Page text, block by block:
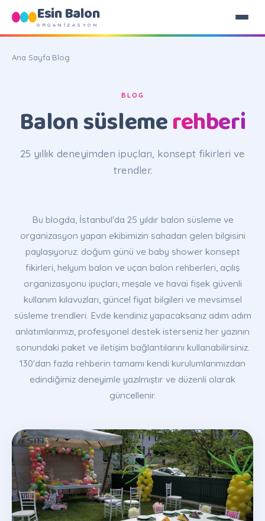
Esin Balon
ORGANİZASYON
Ana Sayfa·Blog
BLOG
Balon süslemerehberi
25 yıllık deneyimden ipuçları, konsept fikirleri ve
trendler.
Bu blogda, İstanbul'da 25 yıldır balon süsleme ve
organizasyon yapan ekibimizin sahadan gelen bilgisini
paylaşıyoruz: doğum günü ve baby shower konsept
fikirleri, helyum balon ve uçan balon rehberleri, açılış
organizasyonu ipuçları, meşale ve havai fişek güvenli
kullanım kılavuzları, güncel fiyat bilgileri ve mevsimsel
süsleme trendleri. Evde kendiniz yapacaksanız adım adım
anlatımlarımızı, profesyonel destek isterseniz her yazının
sonundaki paket ve iletişim bağlantılarını kullanabilirsiniz.
130'dan fazla rehberin tamamı kendi kurulumlarımızdan
edindiğimiz deneyimle yazılmıştır ve düzenli olarak
güncellenir.